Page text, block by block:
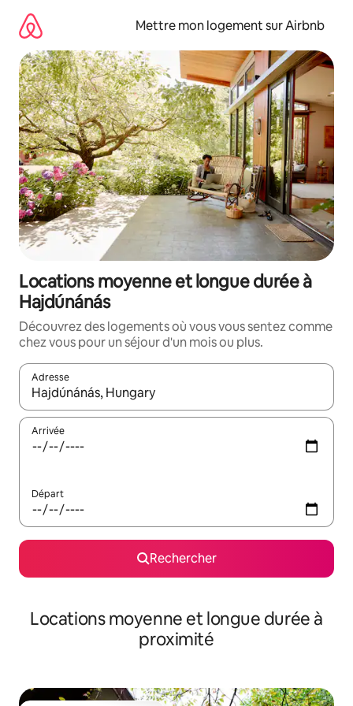
directement
contenu
Mettre mon logement sur Airbnb
Locations moyenne et longue durée à
Hajdúnánás
Découvrez des logements où vous vous sentez comme
chez vous pour un séjour d'un mois ou plus.
Adresse
Lorsque les résultats s'affichent, utilisez les flèches vers le
Arrivée
Départ
Rechercher
Locations moyenne et longue durée à
proximité